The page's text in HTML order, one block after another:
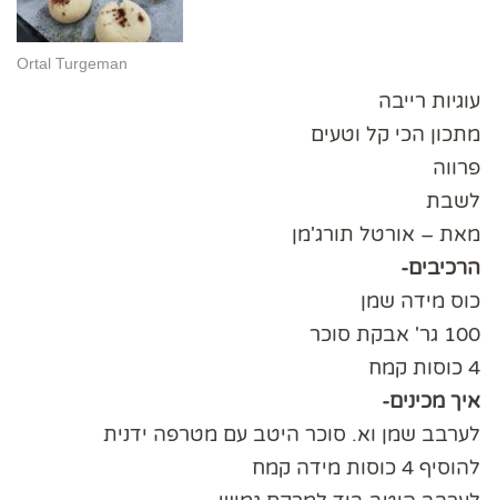
Ortal Turgeman
עוגיות רייבה
מתכון הכי קל וטעים
פרווה
לשבת
מאת – אורטל תורג'מן
הרכיבים-
כוס מידה שמן
100 גר' אבקת סוכר
4 כוסות קמח
איך מכינים-
לערבב שמן וא. סוכר היטב עם מטרפה ידנית
להוסיף 4 כוסות מידה קמח